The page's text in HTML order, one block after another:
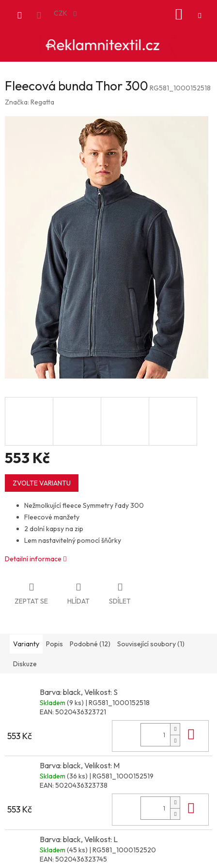
CZK
Fleecová bunda Thor 300 RG581_1000152518
Značka: Regatta
553 Kč
Měrná
cena:
ZVOLTE VARIANTU
Nežmolkující fleece Symmetry řady 300
Fleecové manžety
2 dolní kapsy na zip
Lem nastavitelný pomocí šňůrky
Detailní informace
ZEPTAT SE HLÍDAT SDÍLET
Varianty Popis Podobné (12) Související soubory (1)
Diskuze
Barva: black, Velikost: S
Skladem (9 ks) | RG581_1000152518
EAN: 5020436323721
553 Kč
Barva: black, Velikost: M
Skladem (36 ks) | RG581_1000152519
EAN: 5020436323738
553 Kč
Barva: black, Velikost: L
Skladem (45 ks) | RG581_1000152520
EAN: 5020436323745